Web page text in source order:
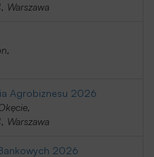
Warszawa
Agrobiznesu 2026
Warszawa
2026